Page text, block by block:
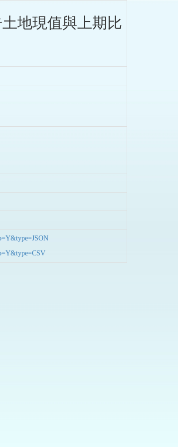
地現值與上期比